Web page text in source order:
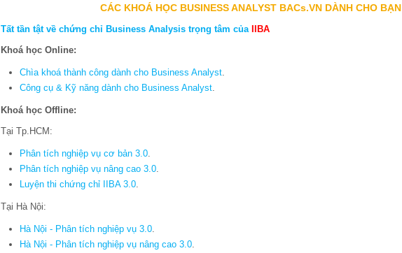
CÁC KHOÁ HỌC BUSINESS ANALYST BACs.VN DÀNH CHO BẠN
Tất tần tật về chứng chỉ Business Analysis trọng tâm của IIBA
Khoá học Online:
Chìa khoá thành công dành cho Business Analyst
Công cụ & Kỹ năng dành cho Business Analyst
Khoá học Offline:
Tại Tp.HCM:
Phân tích nghiệp vụ cơ bản 3.0
Phân tích nghiệp vụ nâng cao 3.0
Luyện thi chứng chỉ IIBA 3.0
Tại Hà Nội:
Hà Nội - Phân tích nghiệp vụ 3.0
Hà Nội - Phân tích nghiệp vụ nâng cao 3.0